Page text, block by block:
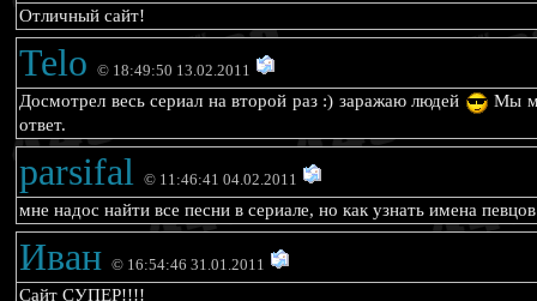
Отличный сайт!
Telo © 18:49:50 13.02.2011
Досмотрел весь сериал на второй раз :) заражаю людей
Мы
ответ.
parsifal © 11:46:41 04.02.2011
мне надос найти все песни в сериале, но как узнать имена
Иван © 16:54:46 31.01.2011
Сайт СУПЕР!!!!